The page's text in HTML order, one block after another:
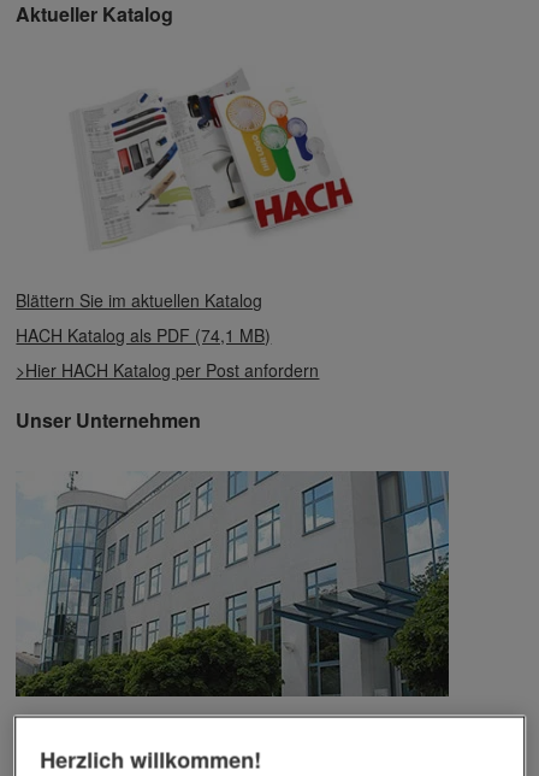
Aktueller Katalog
Blättern Sie im aktuellen Katalog
HACH Katalog als PDF (74,1 MB)
>Hier HACH Katalog per Post anfordern
Unser Unternehmen
Bereich der Werbemittelveredelung und im Werbeartikel-Markt.
Herzlich willkommen!